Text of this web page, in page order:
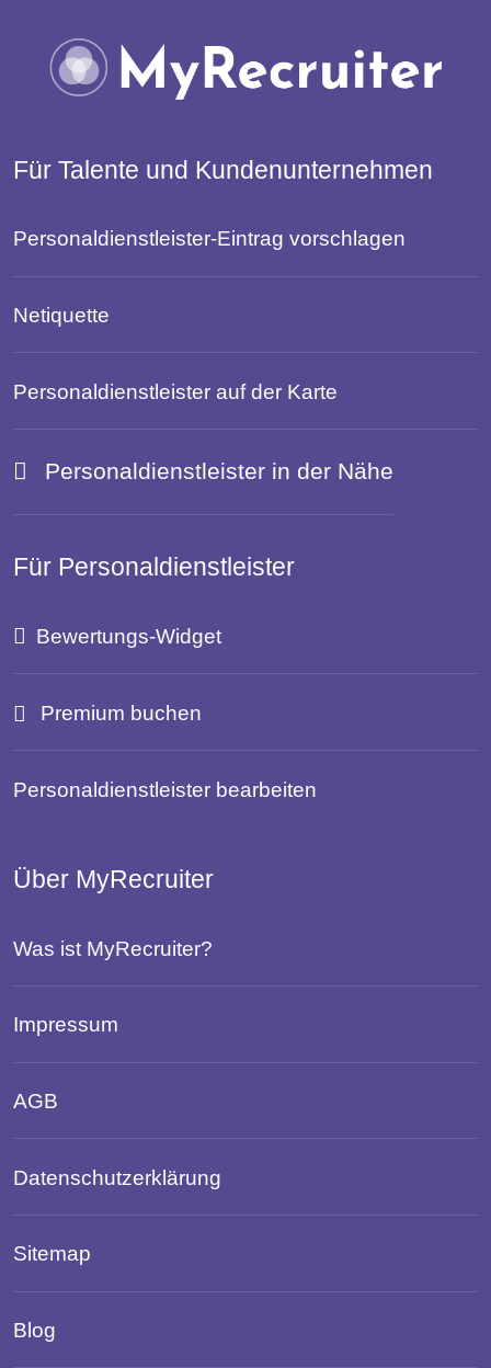
Für Talente und Kundenunternehmen
Personaldienstleister-Eintrag vorschlagen
Netiquette
Personaldienstleister auf der Karte
Personaldienstleister in der Nähe
Für Personaldienstleister
Bewertungs-Widget
Premium buchen
Personaldienstleister bearbeiten
Über MyRecruiter
Was ist MyRecruiter?
Impressum
AGB
Datenschutzerklärung
Sitemap
Blog